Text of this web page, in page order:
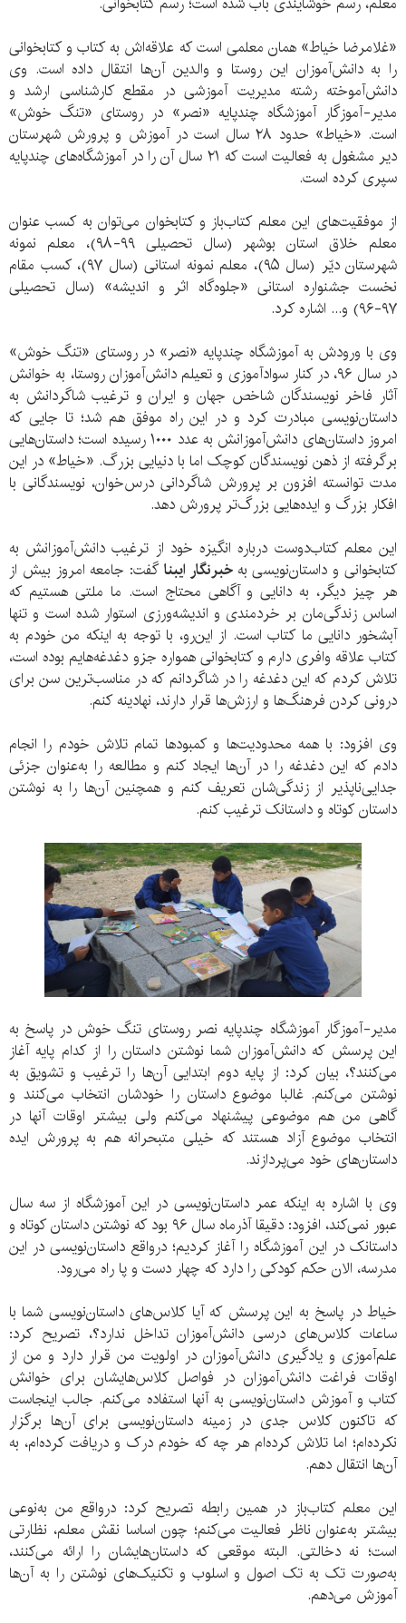
«غلامرضا خیاط» همان معلمی است که علاقه‌اش به کتاب و کتابخوانی
را به دانش‌آموزان این روستا و والدین آن‌ها انتقال داده است. وی
دانش‌آموخته رشته مدیریت آموزشی در مقطع کارشناسی ارشد و
مدیر-آموزگار آموزشگاه چندپایه «نصر» در روستای «تنگ خوش»
است. «خیاط» حدود ۲۸ سال است در آموزش و پرورش شهرستان
دیر مشغول به فعالیت است که ۲۱ سال آن را در آموزشگاه‌های چندپایه
سپری کرده است.
از موفقیت‌های این معلم کتاب‌باز و کتابخوان می‌توان به کسب عنوان
معلم خلاق استان بوشهر (سال تحصیلی ۹۹-۹۸)، معلم نمونه
شهرستان دیّر (سال ۹۵)، معلم نمونه استانی (سال ۹۷)، کسب مقام
نخست جشنواره استانی «جلوه‌گاه اثر و اندیشه» (سال تحصیلی
۹۷-۹۶) و... اشاره کرد.
وی با ورودش به آموزشگاه چندپایه «نصر» در روستای «تنگ خوش»
در سال ۹۶، در کنار سوادآموزی و تعیلم دانش‌آموزان روستا، به خوانش
آثار فاخر نویسندگان شاخص جهان و ایران و ترغیب شاگردانش به
داستان‌نویسی مبادرت کرد و در این راه موفق هم شد؛ تا جایی که
امروز داستان‌های دانش‌آموزانش به عدد ۱۰۰۰ رسیده است؛ داستان‌هایی
برگرفته از ذهن نویسندگان کوچک اما با دنیایی بزرگ. «خیاط» در این
مدت توانسته افزون بر پرورش شاگردانی درس‌خوان، نویسندگانی با
افکار بزرگ و ایده‌هایی بزرگ‌تر پرورش دهد.
این معلم کتاب‌دوست درباره انگیزه خود از ترغیب دانش‌آموزانش به
کتابخوانی و داستان‌نویسی بهخبرنگار ایبناگفت: جامعه امروز بیش از
هر چیز دیگر، به دانایی و آگاهی محتاج است. ما ملتی هستیم که
اساس زندگی‌مان بر خردمندی و اندیشه‌ورزی استوار شده است و تنها
آبشخور دانایی ما کتاب است. از این‌رو، با توجه به اینکه من خودم به
کتاب علاقه وافری دارم و کتابخوانی همواره جزو دغدغه‌هایم بوده است،
تلاش کردم که این دغدغه را در شاگردانم که در مناسب‌ترین سن برای
درونی کردن فرهنگ‌‌ها و ارزش‌ها قرار دارند، نهادینه کنم.
وی افزود: با همه محدودیت‌ها و کمبودها تمام تلاش خودم را انجام
دادم که این دغدغه را در آن‌ها ایجاد کنم و مطالعه‌ را به‌عنوان جزئی
جدایی‌ناپذیر از زندگی‌شان تعریف کنم و همچنین آن‌ها را به نوشتن
داستان کوتاه و داستانک ترغیب کنم.
مدیر-آموزگار آموزشگاه چندپایه نصر روستای تنگ خوش در پاسخ به
این پرسش که دانش‌آموزان شما نوشتن داستان را از کدام پایه آغاز
می‌کنند؟، بیان کرد: از پایه دوم ابتدایی آن‌ها را ترغیب و تشویق به
نوشتن می‌کنم. غالبا موضوع داستان را خودشان انتخاب می‌کنند و
گاهی من هم موضوعی پیشنهاد می‌کنم ولی بیشتر اوقات آنها‌ در
انتخاب موضوع آزاد هستند که خیلی متبحرانه هم به پرورش ایده
داستان‌های خود می‌پردازند.
وی با اشاره به اینکه عمر داستان‌نویسی در این آموزشگاه از سه سال
عبور نمی‌کند، افزود: دقیقا آذرماه سال ۹۶ بود که نوشتن داستان‌ کوتاه و
داستانک در این آموزشگاه را آغاز کردیم؛ درواقع داستان‌نویسی در این
مدرسه، الان حکم کودکی را دارد که چهار دست و پا راه می‌رود.
خیاط در پاسخ به این پرسش که آیا کلاس‌های داستان‌نویسی شما با
ساعات کلاس‌های درسی دانش‌آموزان تداخل ندارد؟، تصریح کرد:
علم‌آموزی و یادگیری دانش‌آموزان در اولویت من قرار دارد و من از
اوقات فراغت دانش‌آموزان در فواصل کلاس‌هایشان برای خوانش
کتاب و آموزش داستان‌نویسی به آنها استفاده می‌کنم. جالب اینجاست
که تاکنون کلاس جدی در زمینه داستان‌نویسی برای آن‌ها برگزار
نکرده‌ام؛ اما تلاش کرده‌ام هر چه که خودم درک و دریافت کرده‌ام، به
آن‌ها انتقال دهم.
این معلم کتاب‌باز در همین رابطه تصریح کرد: درواقع من به‌نوعی
بیشتر به‌عنوان ناظر فعالیت می‌کنم؛ چون اساسا نقش معلم، نظارتی
است؛ نه دخالتی. البته موقعی که داستان‌هایشان را ارائه می‌کنند،
به‌صورت تک به تک اصول و اسلوب و تکنیک‌های نوشتن را به آن‌ها
آموزش می‌دهم.